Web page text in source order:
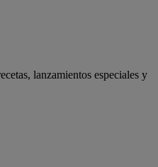
lanzamientos especiales y